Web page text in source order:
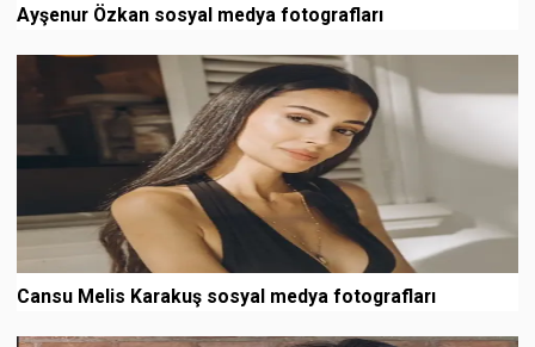
Ayşenur Özkan sosyal medya fotografları
Cansu Melis Karakuş sosyal medya fotografları